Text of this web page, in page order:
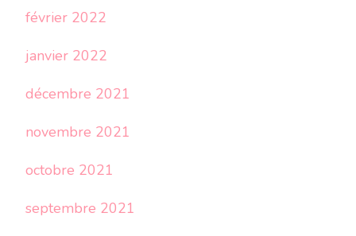
février 2022
janvier 2022
décembre 2021
novembre 2021
octobre 2021
septembre 2021